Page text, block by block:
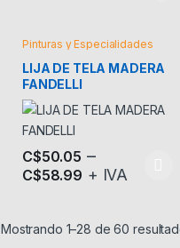
Pinturas y Especialidades
LIJA DE TELA MADERA
FANDELLI
C$50.05 –
C$58.99 + IVA
Este producto tiene
Mostrando 1–28 de 60